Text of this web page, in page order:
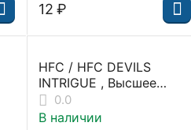
‍12‍ ₽
HFC / HFC DEVILS
INTRIGUE , Высшее
качество
0.0
В наличии